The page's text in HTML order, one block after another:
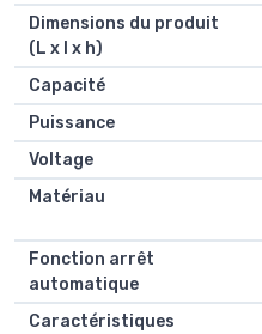
Dimensions du produit
(L x l x h)
Capacité
Puissance
Voltage
Matériau
Fonction arrêt
automatique
Caractéristiques